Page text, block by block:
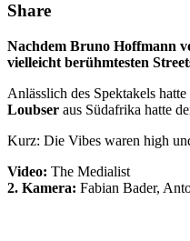
Share
Nachdem Bruno Hoffmann
vielleicht berühmtesten
Anlässlich des Spektakels hatte
Loubser aus Südafrika hatte
Kurz: Die Vibes waren high
Video: The Medialist
2. Kamera: Fabian Bader,